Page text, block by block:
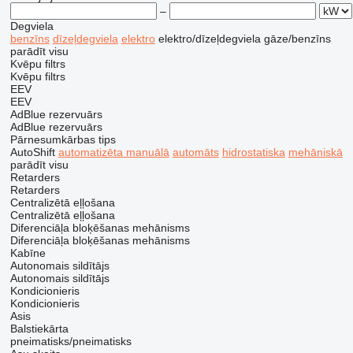
–
Degviela
benzīns dīzeļdegviela elektro elektro/dīzeļdegviela gāze/benzīns
parādīt visu
Kvēpu filtrs
Kvēpu filtrs
EEV
EEV
AdBlue rezervuārs
AdBlue rezervuārs
Pārnesumkārbas tips
AutoShift automatizēta manuālā automāts hidrostatiska mehāniskā
parādīt visu
Retarders
Retarders
Centralizētā eļļošana
Centralizētā eļļošana
Diferenciāļa bloķēšanas mehānisms
Diferenciāļa bloķēšanas mehānisms
Kabīne
Autonomais sildītājs
Autonomais sildītājs
Kondicionieris
Kondicionieris
Asis
Balstiekārta
pneimatisks/pneimatisks